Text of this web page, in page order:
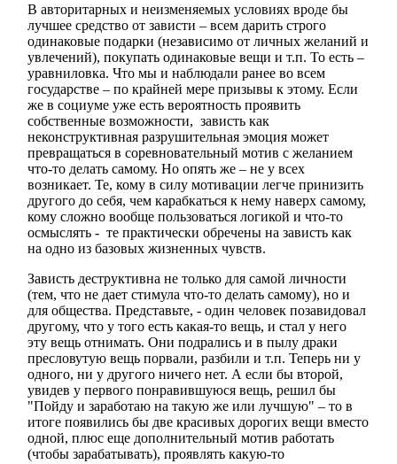
В авторитарных и неизменяемых условиях вроде бы
лучшее средство от зависти – всем дарить строго
одинаковые подарки (независимо от личных желаний и
увлечений), покупать одинаковые вещи и т.п. То есть –
уравниловка. Что мы и наблюдали ранее во всем
государстве – по крайней мере призывы к этому. Если
же в социуме уже есть вероятность проявить
собственные возможности, зависть как
неконструктивная разрушительная эмоция может
превращаться в соревновательный мотив с желанием
что-то делать самому. Но опять же – не у всех
возникает. Те, кому в силумотивации легче принизить
другого до себя, чем карабкаться к нему наверх самому,
кому сложно вообще пользоваться логикой и что-то
осмыслять - те практически обречены на зависть как
на одно из базовых жизненных чувств.
Зависть деструктивна не только для самой личности
(тем, что не дает стимула что-то делать самому), но и
для общества. Представьте, - один человек позавидовал
другому, что у того есть какая-то вещь, и стал у него
эту вещь отнимать. Они подрались и в пылу драки
пресловутую вещь порвали, разбили и т.п. Теперь ни у
одного, ни у другого ничего нет. А если бы второй,
увидев у первого понравившуюся вещь, решил бы
"Пойду и заработаю на такую же или лучшую" – то в
итоге появились бы две красивых дорогих вещи вместо
одной, плюс еще дополнительный мотив работать
(чтобы зарабатывать), проявлять какую-то